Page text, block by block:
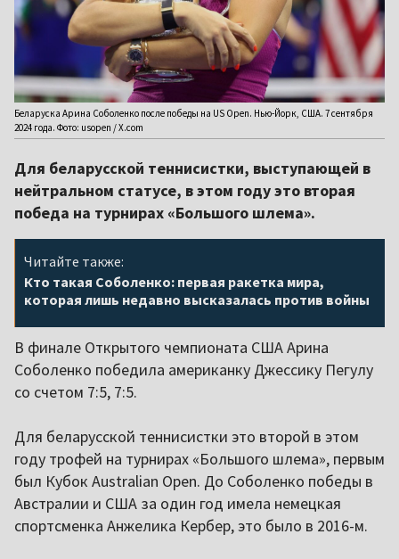
Беларуска Арина Соболенко после победы на US Open. Нью-Йорк, США. 7 сентября
2024 года. Фото: usopen / X.com
Для беларусской теннисистки, выступающей в
нейтральном статусе, в этом году это вторая
победа на турнирах «Большого шлема».
Читайте также:
Кто такая Соболенко: первая ракетка мира,
которая лишь недавно высказалась против войны
В финале Открытого чемпионата США Арина
Соболенко победила американку Джессику Пегулу
со счетом 7:5, 7:5.
Для беларусской теннисистки это второй в этом
году трофей на турнирах «Большого шлема», первым
был Кубок Australian Open. До Соболенко победы в
Австралии и США за один год имела немецкая
спортсменка Анжелика Кербер, это было в 2016-м.